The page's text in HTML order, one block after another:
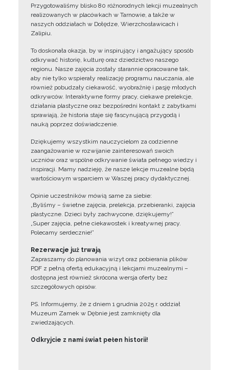
Przygotowaliśmy blisko 80 różnorodnych lekcji muzealnych
realizowanych w placówkach w Tarnowie, a także w
naszych oddziałach w Dołędze, Wierzchosławicach i
Zalipiu.
To doskonała okazja, by w inspirujący i angażujący sposób
odkrywać historię, kulturę oraz dziedzictwo naszego
regionu. Nasze zajęcia zostały starannie opracowane tak,
aby nie tylko wspierały realizację programu nauczania, ale
również pobudzały ciekawość, wyobraźnię i pasję młodych
odkrywców. Interaktywne formy pracy, ciekawe prelekcje,
działania plastyczne oraz bezpośredni kontakt z zabytkami
sprawiają, że historia staje się fascynującą przygodą i
nauką poprzez doświadczenie.
Dziękujemy wszystkim nauczycielom za codzienne
zaangażowanie w rozwijanie zainteresowań swoich
uczniów oraz wspólne odkrywanie świata pełnego wiedzy i
inspiracji. Mamy nadzieję, że nasze lekcje muzealne będą
wartościowym wsparciem w Waszej pracy dydaktycznej.
Opinie uczestników mówią same za siebie:
„Byliśmy – świetne zajęcia, prelekcja, przebieranki, zajęcia
plastyczne. Dzieci były zachwycone, dziękujemy!”
„Super zajęcia, pełne ciekawostek i kreatywnej pracy.
Polecamy serdecznie!”
Rezerwacje już trwają
Zapraszamy do planowania wizyt oraz pobierania plików
PDF z pełną ofertą edukacyjną i lekcjami muzealnymi –
dostępna jest również skrócona wersja oferty bez
szczegółowych opisów.
PS. Informujemy, że z dniem 1 grudnia 2025 r. oddział
Muzeum Zamek w Dębnie jest zamknięty dla
zwiedzających.
Odkryjcie z nami świat pełen historii!